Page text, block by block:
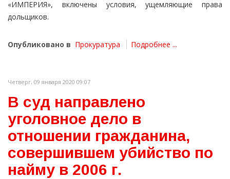
«ИМПЕРИЯ», включены условия, ущемляющие права
дольщиков.
Опубликовано в Прокуратура Подробнее ...
Четверг, 09 января 2020 09:07
В суд направлено
уголовное дело в
отношении гражданина,
совершившем убийство по
найму в 2006 г.